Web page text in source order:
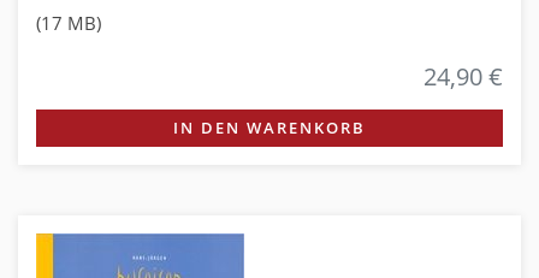
(17 MB)
24,90 €
IN DEN WARENKORB